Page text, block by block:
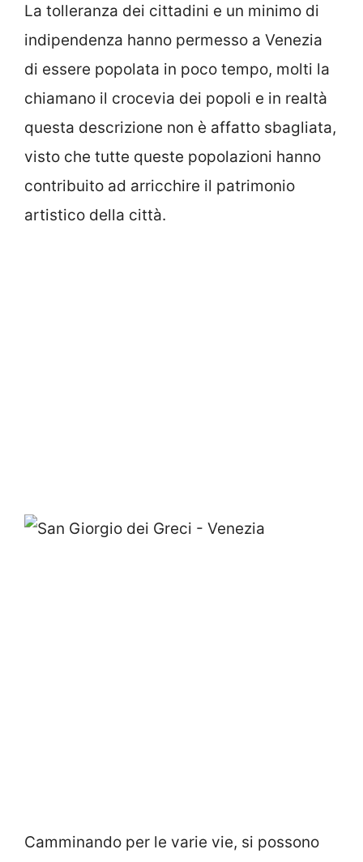
La tolleranza dei cittadini e un minimo di
indipendenza hanno permesso a Venezia
di essere popolata in poco tempo, molti la
chiamano il crocevia dei popoli e in realtà
questa descrizione non è affatto sbagliata,
visto che tutte queste popolazioni hanno
contribuito ad arricchire il patrimonio
artistico della città.
Camminando per le varie vie, si possono